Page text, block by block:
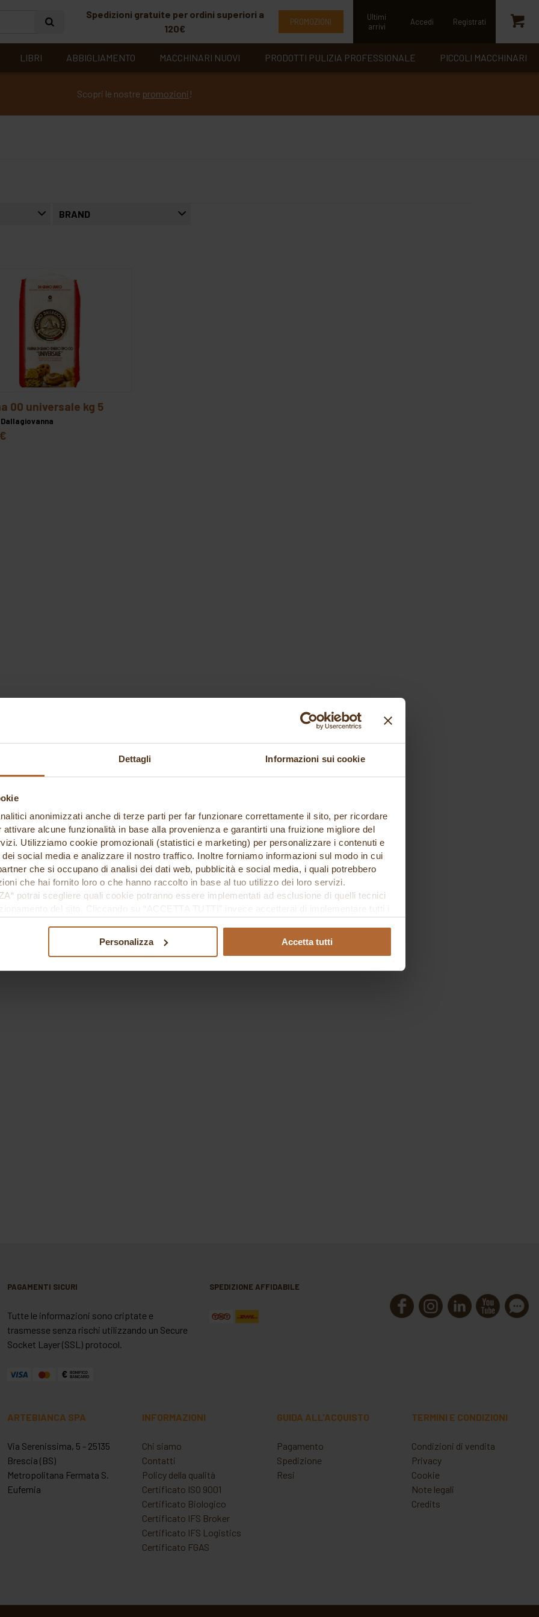
Dettagli Informazioni sui cookie
anonimizzati anche di terze parti per far funzionare correttamente il sito, per ricordare
attivare alcune funzionalità in base alla provenienza e garantirti una fruizione migliore del
Utilizziamo cookie promozionali (statistici e marketing) per personalizzare i contenuti e
social media e analizzare il nostro traffico. Inoltre forniamo informazioni sul modo in cui
che si occupano di analisi dei dati web, pubblicità e social media, i quali potrebbero
che hai fornito loro o che hanno raccolto in base al tuo utilizzo dei loro servizi.
potrai scegliere quali cookie potranno essere implementati ad esclusione di quelli tecnici
del sito. Cliccando su “ACCETTA TUTTI” invece accetterai di implementare tutti i
Personalizza Accetta tutti
PROMOZIONI
Ultimi
arrivi
Accedi Registrati
Spedizioni gratuite per ordini superiori a
120€
LIBRI ABBIGLIAMENTO MACCHINARI NUOVI PRODOTTI PULIZIA PROFESSIONALE PICCOLI MACCHINARI
Scopri le nostre promozioni!
BRAND
00 universale kg 5
PAGAMENTI SICURI
Tutte le informazioni sono criptate e
trasmesse senza rischi utilizzando un Secure
Socket Layer (SSL) protocol.
SPEDIZIONE AFFIDABILE
ARTEBIANCA SPA
Via Serenissima, 5 - 25135
Brescia (BS)
Metropolitana Fermata S.
Eufemia
INFORMAZIONI
Chi siamo
Contatti
Policy della qualità
Certificato ISO 9001
Certificato Biologico
Certificato IFS Broker
Certificato IFS Logistics
Certificato FGAS
GUIDA ALL'ACQUISTO
Pagamento
Spedizione
Resi
TERMINI E CONDIZIONI
Condizioni di vendita
Privacy
Cookie
Note legali
Credits